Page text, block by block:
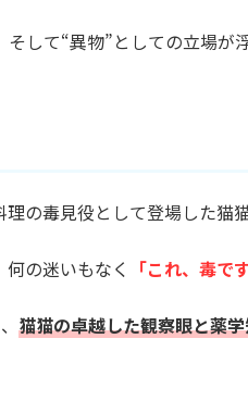
して“異物”としての立場が
の毒見役として登場した猫猫
の迷いもなく 「これ、毒です
猫猫の卓越した観察眼と薬